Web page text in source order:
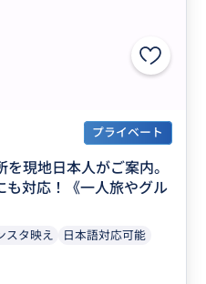
プライベート
現地日本人がご案内。
も対応！《一人旅やグル
スタ映え 日本語対応可能